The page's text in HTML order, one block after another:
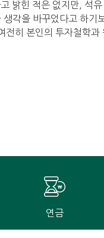
밝힌 적은 없지만, 석
각을 바꾸었다고 하기
히 본인의 투자철학
연금